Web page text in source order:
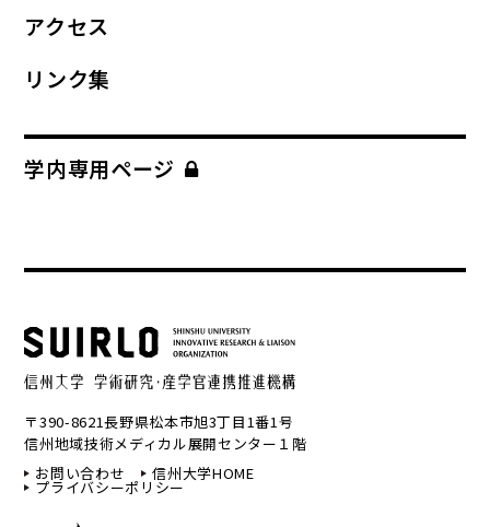
アクセス
リンク集
学内専用ページ
〒390-8621長野県松本市旭3丁目1番1号
信州地域技術メディカル展開センター１階
お問い合わせ
信州大学HOME
プライバシーポリシー